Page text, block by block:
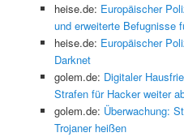
heise.de: Europäischer
und erweiterte Befugnisse
heise.de: Europäischer
Darknet
golem.de: Digitaler
Strafen für Hacker weiter
golem.de: Überwachung:
Trojaner heißen